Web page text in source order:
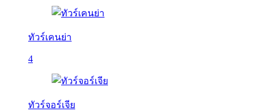
ทัวร์เคนย่า
4
ทัวร์จอร์เจีย